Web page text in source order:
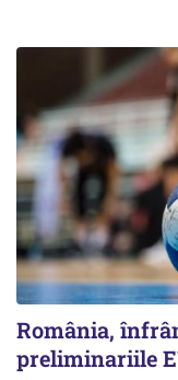
România,
preliminariile